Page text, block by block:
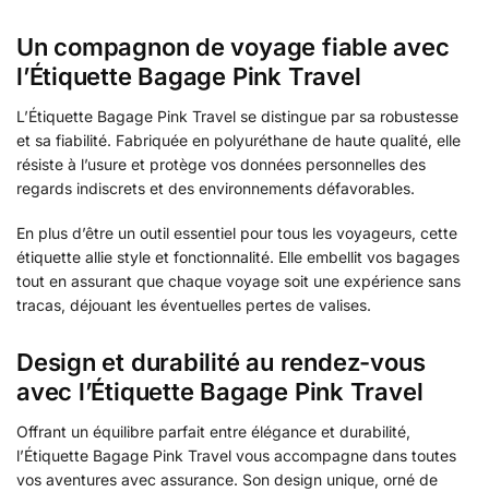
Un compagnon de voyage fiable avec
l’Étiquette Bagage Pink Travel
L’Étiquette Bagage Pink Travel se distingue par sa robustesse
et sa fiabilité. Fabriquée en polyuréthane de haute qualité, elle
résiste à l’usure et protège vos données personnelles des
regards indiscrets et des environnements défavorables.
En plus d’être un outil essentiel pour tous les voyageurs, cette
étiquette allie style et fonctionnalité. Elle embellit vos bagages
tout en assurant que chaque voyage soit une expérience sans
tracas, déjouant les éventuelles pertes de valises.
Design et durabilité au rendez-vous
avec l’Étiquette Bagage Pink Travel
Offrant un équilibre parfait entre élégance et durabilité,
l’Étiquette Bagage Pink Travel vous accompagne dans toutes
vos aventures avec assurance. Son design unique, orné de